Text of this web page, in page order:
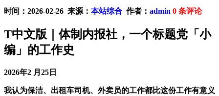
时间：2026-02-26 来源： 本站综合 作者： admin 0 条评论
T中文版｜体制内报社，一个标题党「小
编」的工作史
2026年2 月25日
我认为保洁、出租车司机、外卖员的工作都比这份工作有意义